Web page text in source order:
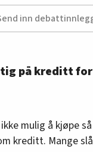
inn
på kreditt
mulig å kjøpe
kreditt. Mange